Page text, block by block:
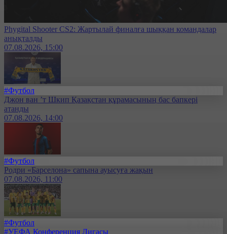
Phygital Shooter CS2: Жартылай финалға шыққан командалар
анықталды
07.08.2026, 15:00
#Футбол
Джон ван ’т Шкип Қазақстан құрамасының бас бапкері
атанды
07.08.2026, 14:00
#Футбол
Родри «Барселона» сапына ауысуға жақын
07.08.2026, 11:00
#Футбол
#УЕФА Конференция Лигасы